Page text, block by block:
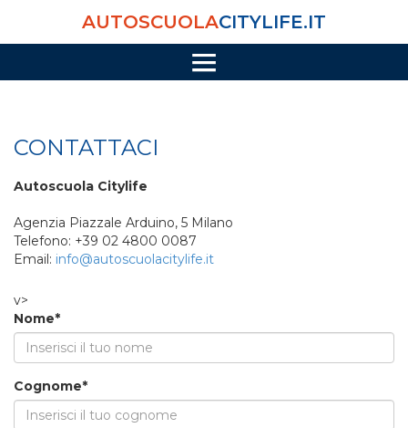
AUTOSCUOLACITYLIFE.IT
CONTATTI
CONTATTACI
Autoscuola Citylife
Agenzia Piazzale Arduino, 5 Milano
Telefono: +39 02 4800 0087
Email: info@autoscuolacitylife.it
v>
Nome*
Cognome*